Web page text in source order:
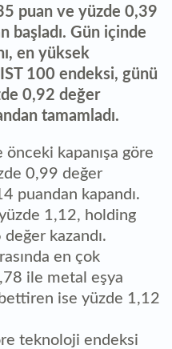
puan ve yüzde 0,39
başladı. Gün içinde
en yüksek
100 endeksi, günü
0,92 değer
tamamladı.
kapanışa göre
0,99 değer
puandan kapandı.
1,12, holding
kazandı.
en çok
ile metal eşya
ise yüzde 1,12
teknoloji endeksi